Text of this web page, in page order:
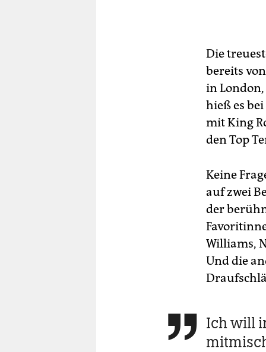
Die
bereits
in London,
hieß es
mit King
den Top
Keine
auf zwei
der
Williams,
Und die
 Ich will